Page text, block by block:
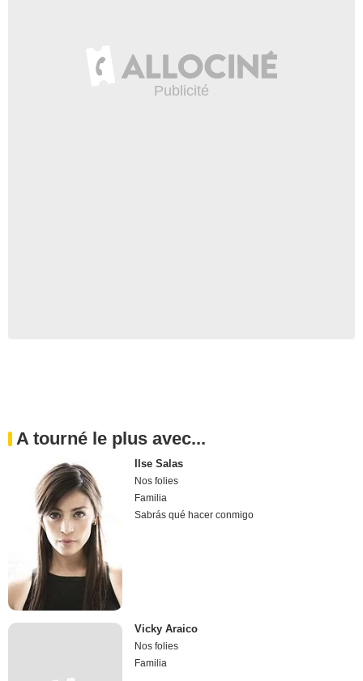
A tourné le plus avec...
Ilse Salas
Nos folies
Familia
Sabrás qué hacer conmigo
Vicky Araico
Nos folies
Familia